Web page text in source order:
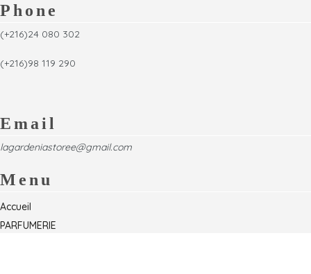
Phone
(+216)24 080 302
(+216)98 119 290
Email
lagardeniastoree@gmail.com
Menu
Accueil
PARFUMERIE